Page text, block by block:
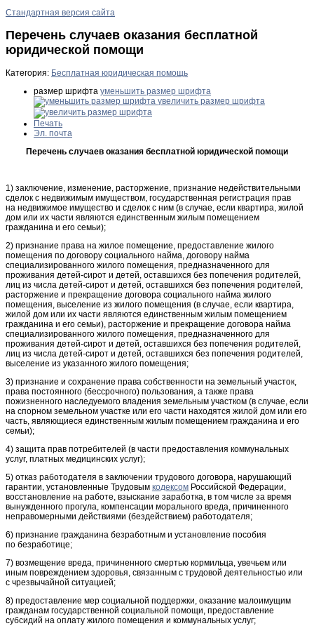
Стандартная версия сайта
Перечень случаев оказания бесплатной
юридической помощи
Категория: Бесплатная юридическая помощь
размер шрифта уменьшить размер шрифта
увеличить размер шрифта
Печать
Эл. почта
Перечень случаев оказания бесплатной юридической помощи
1) заключение, изменение, расторжение, признание недействительными
сделок с недвижимым имуществом, государственная регистрация прав
на недвижимое имущество и сделок с ним (в случае, если квартира, жилой
дом или их части являются единственным жилым помещением
гражданина и его семьи);
2) признание права на жилое помещение, предоставление жилого
помещения по договору социального найма, договору найма
специализированного жилого помещения, предназначенного для
проживания детей-сирот и детей, оставшихся без попечения родителей,
лиц из числа детей‑сирот и детей, оставшихся без попечения родителей,
расторжение и прекращение договора социального найма жилого
помещения, выселение из жилого помещения (в случае, если квартира,
жилой дом или их части являются единственным жилым помещением
гражданина и его семьи), расторжение и прекращение договора найма
специализированного жилого помещения, предназначенного для
проживания детей-сирот и детей, оставшихся без попечения родителей,
лиц из числа детей-сирот и детей, оставшихся без попечения родителей,
выселение из указанного жилого помещения;
3) признание и сохранение права собственности на земельный участок,
права постоянного (бессрочного) пользования, а также права
пожизненного наследуемого владения земельным участком (в случае, если
на спорном земельном участке или его части находятся жилой дом или его
часть, являющиеся единственным жилым помещением гражданина и его
семьи);
4) защита прав потребителей (в части предоставления коммунальных
услуг, платных медицинских услуг);
5) отказ работодателя в заключении трудового договора, нарушающий
гарантии, установленные Трудовым кодексом Российской Федерации,
восстановление на работе, взыскание заработка, в том числе за время
вынужденного прогула, компенсации морального вреда, причиненного
неправомерными действиями (бездействием) работодателя;
6) признание гражданина безработным и установление пособия
по безработице;
7) возмещение вреда, причиненного смертью кормильца, увечьем или
иным повреждением здоровья, связанным с трудовой деятельностью или
с чрезвычайной ситуацией;
8) предоставление мер социальной поддержки, оказание малоимущим
гражданам государственной социальной помощи, предоставление
субсидий на оплату жилого помещения и коммунальных услуг;